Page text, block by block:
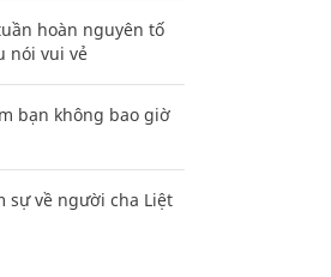
hoàn nguyên tố
nói vui vẻ
bạn không bao giờ
sự về người cha Liệt